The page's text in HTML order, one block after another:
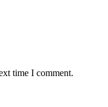
time I comment.